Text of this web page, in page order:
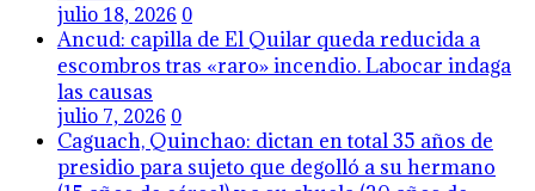
julio 18, 2026 0
Ancud: capilla de El Quilar queda reducida a
escombros tras «raro» incendio. Labocar indaga
las causas
julio 7, 2026 0
Caguach, Quinchao: dictan en total 35 años de
presidio para sujeto que degolló a su hermano